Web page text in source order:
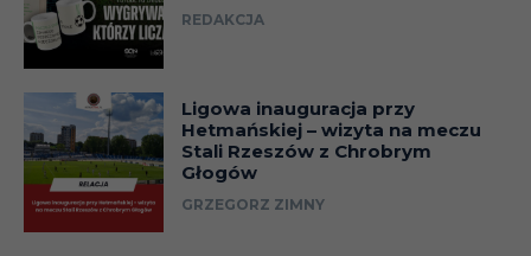
REDAKCJA
Ligowa inauguracja przy
Hetmańskiej – wizyta na meczu
Stali Rzeszów z Chrobrym
Głogów
GRZEGORZ ZIMNY